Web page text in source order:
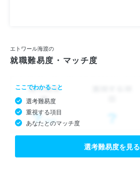
エトワール海渡の
就職難易度・マッチ度
ここでわかること
選考難易度
重視する項目
あなたとのマッチ度
選考難易度を見る